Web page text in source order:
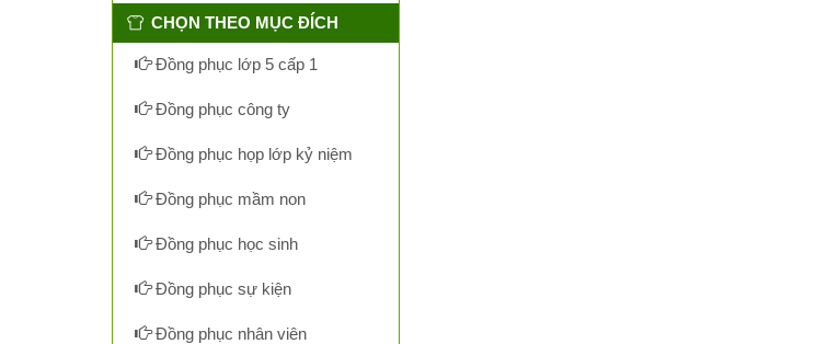
CHỌN THEO MỤC ĐÍCH
Đồng phục lớp 5 cấp 1
Đồng phục công ty
Đồng phục họp lớp kỷ niệm
Đồng phục mầm non
Đồng phục học sinh
Đồng phục sự kiện
Đồng phục nhân viên